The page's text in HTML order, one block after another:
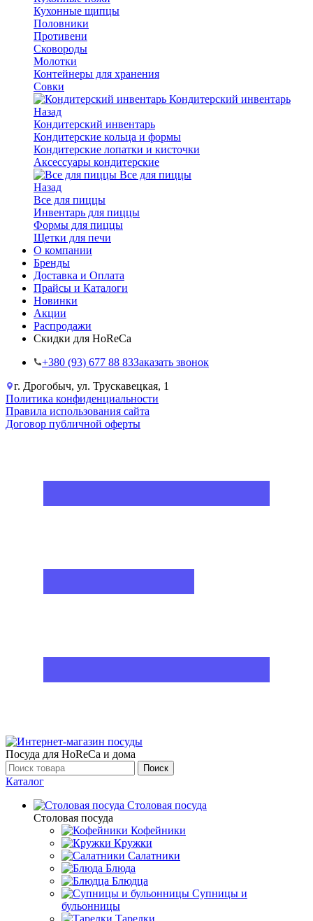
Кухонные щипцы
Половники
Противени
Сковороды
Молотки
Контейнеры для хранения
Совки
Кондитерский инвентарь
Назад
Кондитерский инвентарь
Кондитерские кольца и формы
Кондитерские лопатки и кисточки
Аксессуары кондитерские
Все для пиццы
Назад
Все для пиццы
Инвентарь для пиццы
Формы для пиццы
Щетки для печи
О компании
Бренды
Доставка и Оплата
Прайсы и Каталоги
Новинки
Акции
Распродажи
Скидки для HoReCa
+38‎0 (93) 677 88 83Заказать звонок
г. Дрогобыч, ул. Трускавецкая, 1
Политика конфиденциальности
Правила использования сайта
Договор публичной оферты
Посуда для HoReCa и дома
Поиск
Каталог
Столовая посуда
Столовая посуда
Кофейники
Кружки
Салатники
Блюда
Блюдца
Супницы и
бульонницы
Тарелки